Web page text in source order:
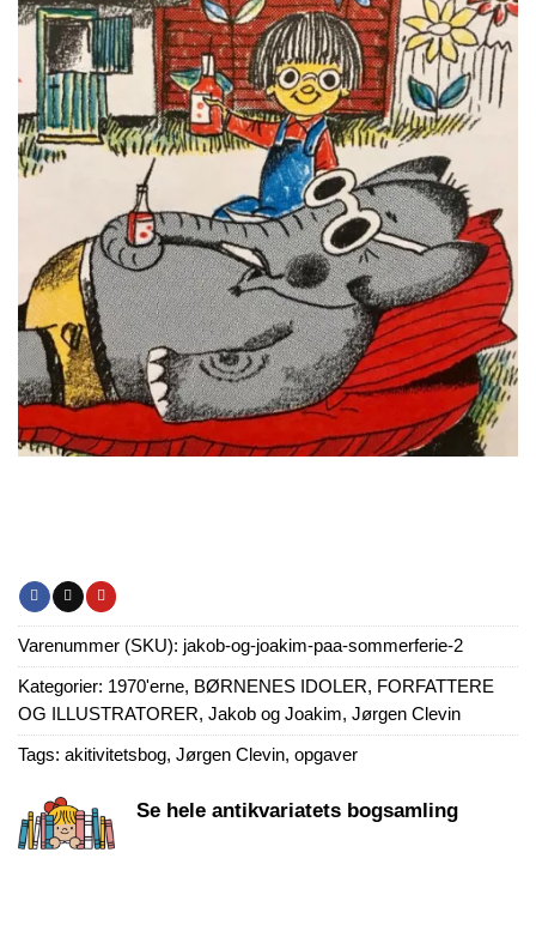
Varenummer (SKU): jakob-og-joakim-paa-sommerferie-2
Kategorier: 1970'erne, BØRNENES IDOLER, FORFATTERE
OG ILLUSTRATORER, Jakob og Joakim, Jørgen Clevin
Tags: akitivitetsbog, Jørgen Clevin, opgaver
Se hele antikvariatets bogsamling